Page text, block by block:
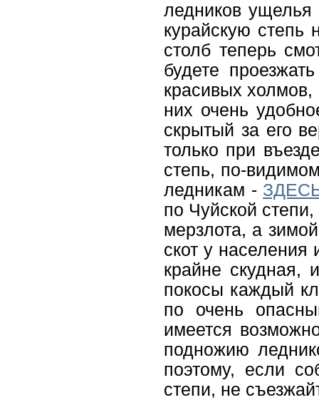
ледников
курайскую
столб теперь
будете
красивых
них очень
скрытый за его
только при
степь, по-
ледникам -
по Чуйской
мерзлота, а
скот у населения
крайне скудная,
покосы каждый
по очень
имеется
подножию
поэтому, если
степи, не